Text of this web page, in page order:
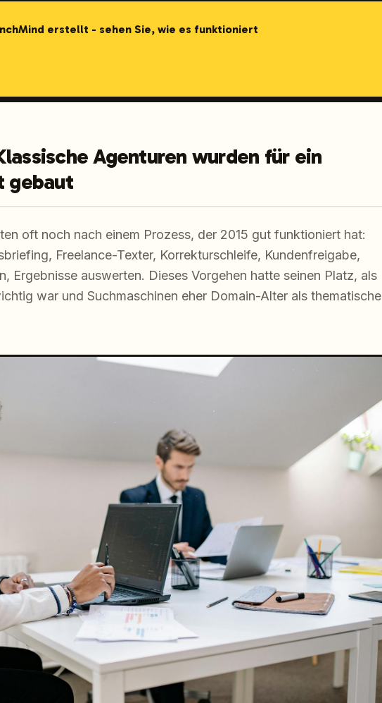
erstellt - sehen Sie, wie es funktioniert
Agenturen wurden für ein
gebaut
oft noch nach einem Prozess, der 2015 gut funktioniert hat:
Freelance-Texter, Korrekturschleife, Kundenfreigabe,
Ergebnisse auswerten. Dieses Vorgehen hatte seinen Platz, als
war und Suchmaschinen eher Domain-Alter als thematische